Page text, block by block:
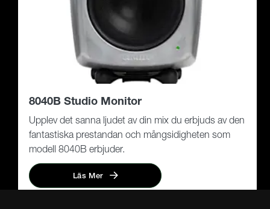
8040B Studio Monitor
Upplev det sanna ljudet av din mix du erbjuds av den
fantastiska prestandan och mångsidigheten som
modell 8040B erbjuder.
Läs Mer